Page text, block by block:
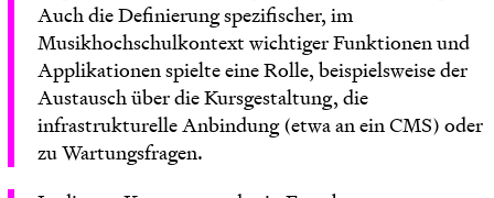
Auch die Definierung spezifischer, im
Musikhochschulkontext wichtiger Funktionen und
Applikationen spielte eine Rolle, beispielsweise der
Austausch über die Kursgestaltung, die
infrastrukturelle Anbindung (etwa an ein CMS) oder
zu Wartungsfragen.